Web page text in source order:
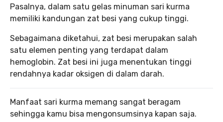
Pasalnya, dalam satu gelas minuman sari kurma
memiliki kandungan zat besi yang cukup tinggi.
Sebagaimana diketahui, zat besi merupakan salah
satu elemen penting yang terdapat dalam
hemoglobin. Zat besi ini juga menentukan tinggi
rendahnya kadar oksigen di dalam darah.
Manfaat sari kurma memang sangat beragam
sehingga kamu bisa mengonsumsinya kapan saja.